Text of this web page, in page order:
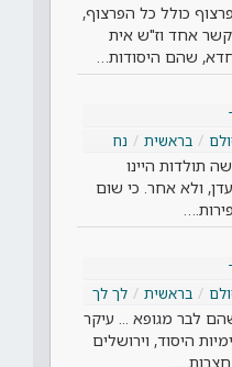
כולל כל הפרצוף,
אחד וז"ש אית
שהם היסודות…
בראשית נח
תולדות היינו
ולא אחר. כי שום
בראשית לך לך
לבר מגופא ... עיקר
היסוד, וירושלים